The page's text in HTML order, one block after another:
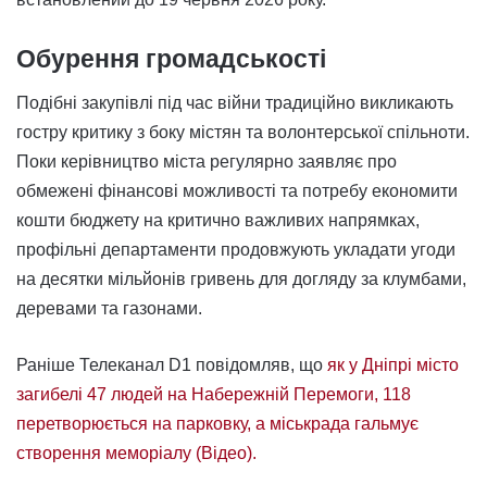
Обурення громадськості
Подібні закупівлі під час війни традиційно викликають
гостру критику з боку містян та волонтерської спільноти.
Поки керівництво міста регулярно заявляє про
обмежені фінансові можливості та потребу економити
кошти бюджету на критично важливих напрямках,
профільні департаменти продовжують укладати угоди
на десятки мільйонів гривень для догляду за клумбами,
деревами та газонами.
Раніше Телеканал D1 повідомляв, що як у Дніпрі місто
загибелі 47 людей на Набережній Перемоги, 118
перетворюється на парковку, а міськрада гальмує
створення меморіалу (Відео).